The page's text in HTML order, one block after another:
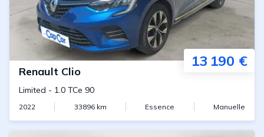
13 190 €
Renault Clio
Limited - 1.0 TCe 90
2022 33896km Essence Manuelle